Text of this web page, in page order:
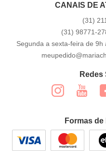
CANAIS DE
(31)
(31) 98771-
Segunda a sexta-feira de 9h
Redes
Formas